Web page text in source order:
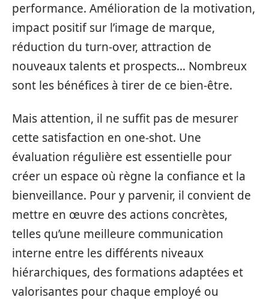
performance. Amélioration de la motivation,
impact positif sur l’image de marque,
réduction du turn-over, attraction de
nouveaux talents et prospects… Nombreux
sont les bénéfices à tirer de ce bien-être.
Mais attention, il ne suffit pas de mesurer
cette satisfaction en one-shot. Une
évaluation régulière est essentielle pour
créer un espace où règne la confiance et la
bienveillance. Pour y parvenir, il convient de
mettre en œuvre des actions concrètes,
telles qu’une meilleure communication
interne entre les différents niveaux
hiérarchiques, des formations adaptées et
valorisantes pour chaque employé ou